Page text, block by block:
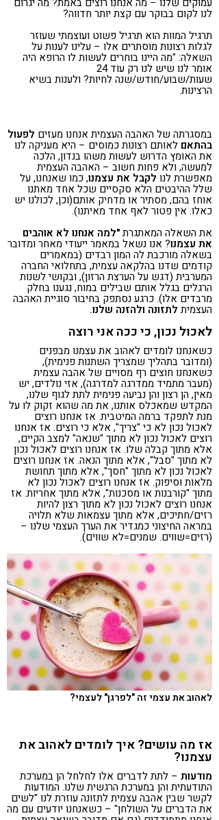
לנו לקום בבוקר עם קצת יותר חדווה?
תרגיל המוות הוא תרגיל פשוט ועוצמתי שעוזר
לגלות רצונות מוסתרים אלו – עלינו לענות על
השאלה: "מה היינו בוחרים לעשות לו הרופא היה
אומר לנו שיש לנו רק עוד 24
שעות/שבוע/חודש/שנה לחיות? ולענות בשיא
הרצינות.
במסגרתה של האהבה העצמית אנחנו מעזים לפעול
בהתאם לאותם רצונות כמוסים – היא מעניקה לנו
את האומץ הדרוש לעשות משהו בנדון, הלכה
למעשה, ולא פחות חשוב – האהבה העצמית
מאפשרת לנו לקבל את עצמנו, כמו שאנחנו, על
שלל ההיבטים הלא סקסיים שכל אחד מאתנו
אוחז בהם, מסתיר או מדחיק אותם(וכן, לכולנו יש
כאלו. אין פטור לאף אחד מאיתנו).
את השאלה המאתגרת"למה אנחנו לא אוהבים
את עצמנו? אנו נשאל במאמר ייעודי מאחר ומדובר
בשאלה מורכבת לה המון רבדים (במאמרים
קודמים שדנו בהלקאה עצמית, בתחלואי החברה
המערבית (דגש על הערצת הרזון), ובקושי לשנות
הרגלים בגלל אותם שבילים במוח, נגענו בחלק
מרבדים אלו). כרגע נסתפק בחיבור סוגיית האהבה
העצמית לתזונה ולהזנה שלנו.
לאכול נכון, כי ככה אני רוצה
כשאנחנו לומדים לאהוב את עצמנו מבפנים
(ומדובר בתהליך שמצריך השתנות פנימית),
כשאנחנו חוצים רף מסויים של אהבה עצמית
(מעבר מתמיד ממדרגה למדרגה), אזי נולדים, יש
מאין, הן רצון והן נביעה פנימית לתת לגוף שלנו,
המקדש שמאכלס אותנו, את מה שהוא זקוק לו על
מנת לתפקד ברמה המיטבית. אז אנחנו רוצים
לאכול נכון לא כי "צריך", אלא כי רוצים. אז אנחנו
רוצים לאכול נכון לא מתוך "שנאה" למצב הקיים,
אלא מתוך קבלה שלו. אז אנחנו רוצים לאכול נכון
לא מתוך "סבל", אלא מתוך הנאה. אז אנחנו רוצים
לאכול נכון לא מתוך "חסך", אלא מתוך תחושת
מלאות וסיפוק. אז אנחנו רוצים לאכול נכון לא
מתוך "קורבנות או מסכנות", אלא מתוך אחריות. אז
אנחנו רוצים לאכול נכון לא מתוך רצון להיות
רזים/חתיכים, אלא מתוך עצמאות שלא תלויה
במראה החיצוני כמגדיר את הערך העצמי שלנו –
(רזים=שווים. שמנים=לא שווים).
לאהוב את עצמי זה "לפרגן" לעצמי?
אז מה עושים? איך לומדים לאהוב את
עצמנו?
מודעות – לתת לדברים אלו לחלחל הן במערכת
התודעתית והן במערכת הרגשית שלנו. המודעות
לקשר שבין אהבה עצמית לתזונה עוזרת לנו "לשים
את הדברים על השולחן" – כשאנחנו יודעים עם מה